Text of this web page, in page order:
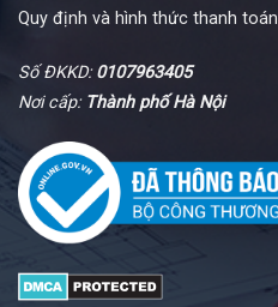
Quy định và hình thức thanh toán
Số ĐKKD:0107963405
Nơi cấp: Thành phố Hà Nội